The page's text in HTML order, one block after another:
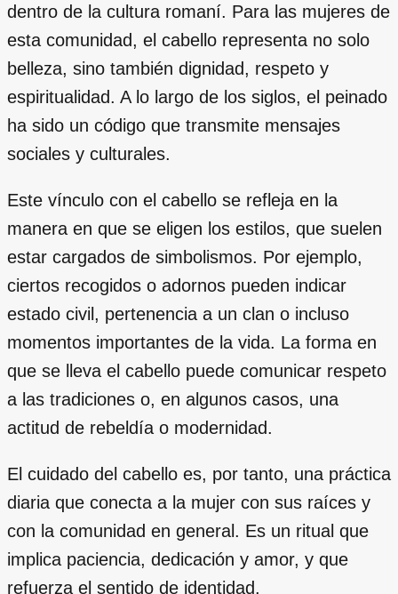
dentro de la cultura romaní. Para las mujeres de
esta comunidad, el cabello representa no solo
belleza, sino también dignidad, respeto y
espiritualidad. A lo largo de los siglos, el peinado
ha sido un código que transmite mensajes
sociales y culturales.
Este vínculo con el cabello se refleja en la
manera en que se eligen los estilos, que suelen
estar cargados de simbolismos. Por ejemplo,
ciertos recogidos o adornos pueden indicar
estado civil, pertenencia a un clan o incluso
momentos importantes de la vida. La forma en
que se lleva el cabello puede comunicar respeto
a las tradiciones o, en algunos casos, una
actitud de rebeldía o modernidad.
El cuidado del cabello es, por tanto, una práctica
diaria que conecta a la mujer con sus raíces y
con la comunidad en general. Es un ritual que
implica paciencia, dedicación y amor, y que
refuerza el sentido de identidad.